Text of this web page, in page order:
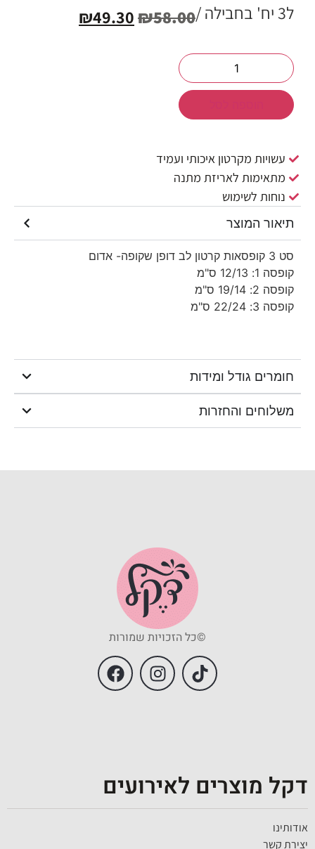
ל3 יח' בחבילה / ₪58.00
₪49.30
עשויות מקרטון איכותי ועמיד
מתאימות לאריזת מתנה
נוחות לשימוש
תיאור המוצר
סט 3 קופסאות קרטון לב דופן שקופה- אדום
קופסה 1: 12/13 ס"מ
קופסה 2: 19/14 ס"מ
קופסה 3: 22/24 ס"מ
חומרים גודל ומידות
משלוחים והחזרות
©כל הזכויות שמורות
דקל מוצרים לאירועים
אודותינו
יצירת קשר